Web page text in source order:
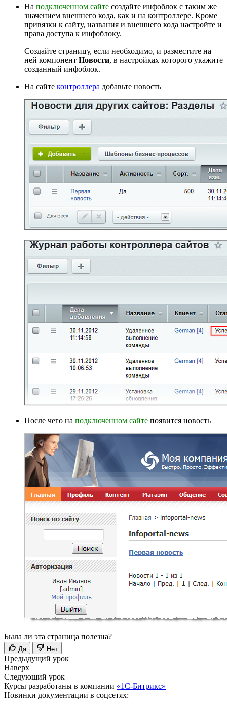
На подключенном сайте создайте инфоблок с таким же
значением внешнего кода, как и на контроллере. Кроме
привязки к сайту, названия и внешнего кода настройте и
права доступа к инфоблоку.
Создайте страницу, если необходимо, и разместите на
ней компонент Новости, в настройках которого укажите
созданный инфоблок.
На сайте контроллера добавьте новость
После чего на подключенном сайте появится новость
Была ли эта страница полезна?
Да Нет
Предыдущий урок
Наверх
Следующий урок
Курсы разработаны в компании «1С-Битрикс»
Новинки документации в соцсетях: